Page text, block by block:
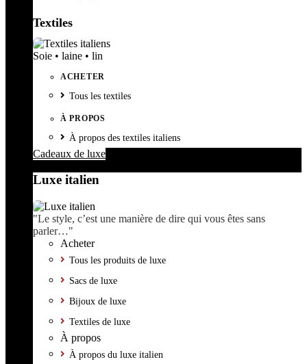
Textiles
Soie • laine • lin
ACHETER
Tous les textiles
À PROPOS
À propos des textiles italiens
Cadeaux de luxe
Luxe italien
"Le style, c’est une manière de dire qui vous êtes sans
parler…"
Acheter
Tous les produits de luxe
Sacs de luxe
Bijoux de luxe
Textiles de luxe
À propos
À propos du luxe italien